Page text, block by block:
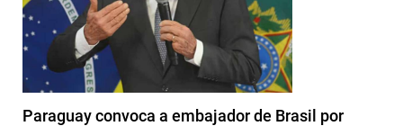
Paraguay convoca a embajador de Brasil por